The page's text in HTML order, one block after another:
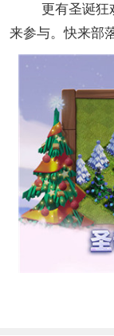
更有圣诞狂欢
来参与。快来部